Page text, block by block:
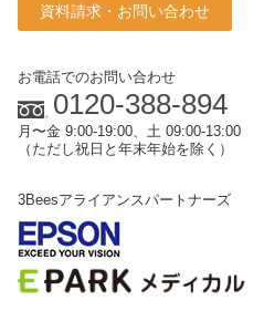
資料請求・お問い合わせ
お電話でのお問い合わせ
0120-388-894
月〜金 9:00-19:00、土 09:00-13:00
（ただし祝日と年末年始を除く）
3Beesアライアンスパートナーズ